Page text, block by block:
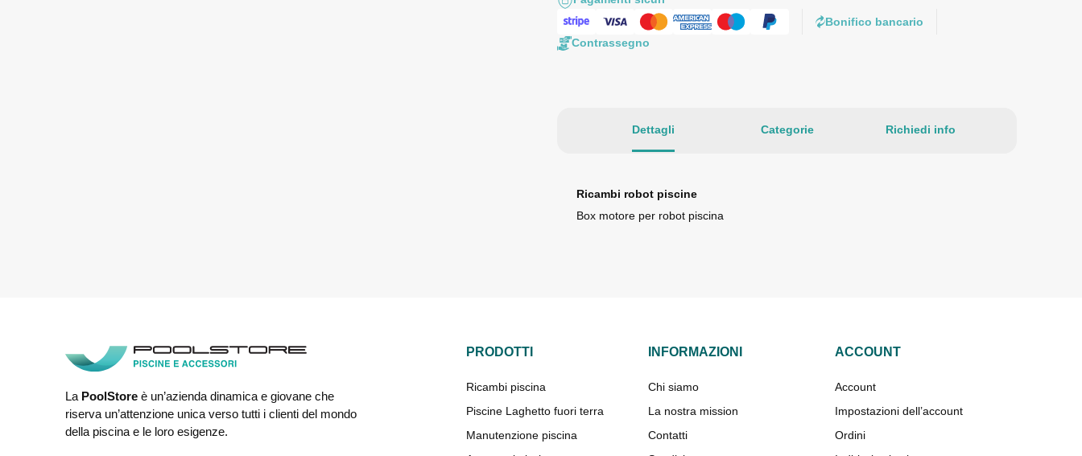
Bonifico bancario
Contrassegno
Dettagli Categorie Richiedi info
Ricambi robot piscine
Box motore per robot piscina
La PoolStoreè un’azienda dinamica e giovane che
riserva un’attenzione unica verso tutti i clienti del mondo
della piscina e le loro esigenze.
PRODOTTI
Ricambi piscina
Piscine Laghetto fuori terra
Manutenzione piscina
INFORMAZIONI
Chi siamo
La nostra mission
Contatti
ACCOUNT
Account
Impostazioni dell’account
Ordini